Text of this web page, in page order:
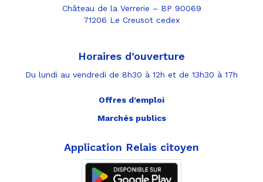
Château de la Verrerie – BP 90069
71206 Le Creusot cedex
Horaires d’ouverture
Du lundi au vendredi de 8h30 à 12h et de 13h30 à 17h
Offres d’emploi
Marchés publics
Application Relais citoyen